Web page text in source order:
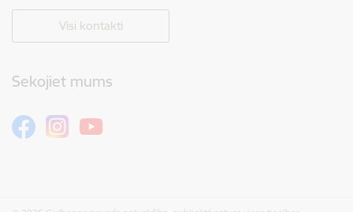
Visi kontakti
Sekojiet mums